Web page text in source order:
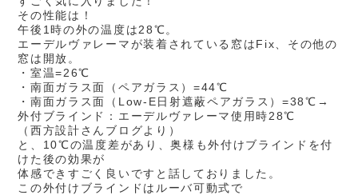
その性能は！
午後1時の外の温度は28℃。
エーデルヴァレーマが装着されている窓はFix、その他の
窓は開放。
・室温=26℃
・南面ガラス面（ペアガラス）=44℃
・南面ガラス面（Low-E日射遮蔽ペアガラス）=38℃→
外付ブラインド：エーデルヴァレーマ使用時28℃
（西方設計さんブログより）
と、10℃の温度差があり、奥様も外付けブラインドを付
けた後の効果が
体感できすごく良いですと話しておりました。
この外付けブラインドはルーバ可動式で